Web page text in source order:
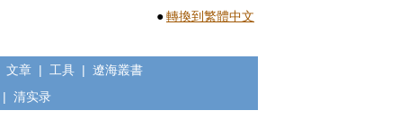
●轉換到繁體中文
文章 | 工具 | 遼海叢書
| 清实录